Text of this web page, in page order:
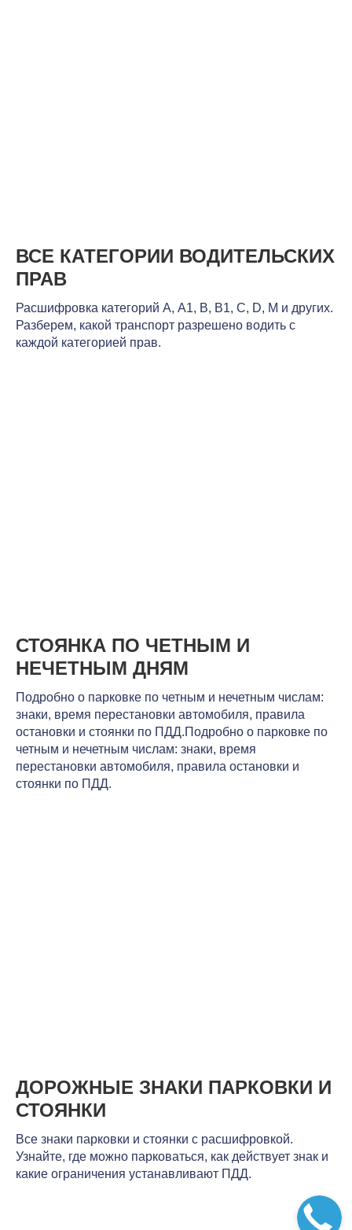
ВСЕ КАТЕГОРИИ ВОДИТЕЛЬСКИХ
ПРАВ
Расшифровка категорий А, А1, В, В1, С, D, М и других.
Разберем, какой транспорт разрешено водить с
каждой категорией прав.
СТОЯНКА ПО ЧЕТНЫМ И
НЕЧЕТНЫМ ДНЯМ
Подробно о парковке по четным и нечетным числам:
знаки, время перестановки автомобиля, правила
остановки и стоянки по ПДД.Подробно о парковке по
четным и нечетным числам: знаки, время
перестановки автомобиля, правила остановки и
стоянки по ПДД.
ДОРОЖНЫЕ ЗНАКИ ПАРКОВКИ И
СТОЯНКИ
Все знаки парковки и стоянки с расшифровкой.
Узнайте, где можно парковаться, как действует знак и
какие ограничения устанавливают ПДД.